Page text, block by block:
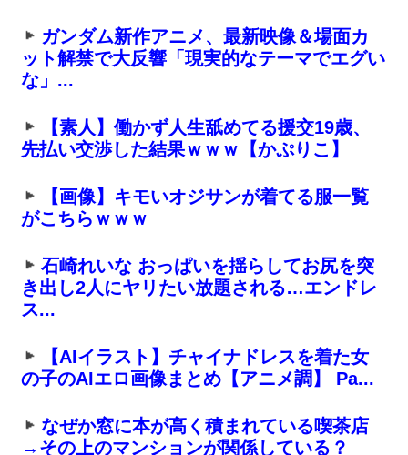
ガンダム新作アニメ、最新映像＆場面カ
ット解禁で大反響「現実的なテーマでエグい
な」...
【素人】働かず人生舐めてる援交19歳、
先払い交渉した結果ｗｗｗ【かぷりこ】
【画像】キモいオジサンが着てる服一覧
がこちらｗｗｗ
石崎れいな おっぱいを揺らしてお尻を突
き出し2人にヤリたい放題される…エンドレ
ス...
【AIイラスト】チャイナドレスを着た女
の子のAIエロ画像まとめ【アニメ調】 Pa...
なぜか窓に本が高く積まれている喫茶店
→その上のマンションが関係している？